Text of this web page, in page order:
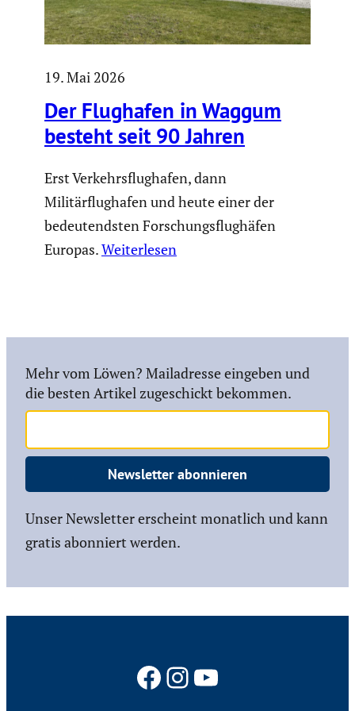
19. Mai 2026
Der Flughafen in Waggum
besteht seit 90 Jahren
Erst Verkehrsflughafen, dann
Militärflughafen und heute einer der
bedeutendsten Forschungsflughäfen
Europas.Weiterlesen
Mehr vom Löwen? Mailadresse eingeben und
die besten Artikel zugeschickt bekommen.
Newsletter abonnieren
Unser Newsletter erscheint monatlich und kann
gratis abonniert werden.
Facebook
Instagram
YouTube